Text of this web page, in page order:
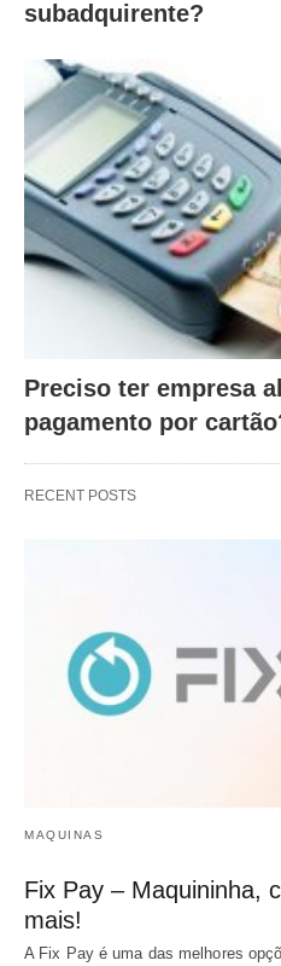
subadquirente?
Preciso ter empresa
pagamento por
RECENT POSTS
MAQUINAS
Fix Pay – Maquininha,
mais!
A Fix Pay é uma das melhores